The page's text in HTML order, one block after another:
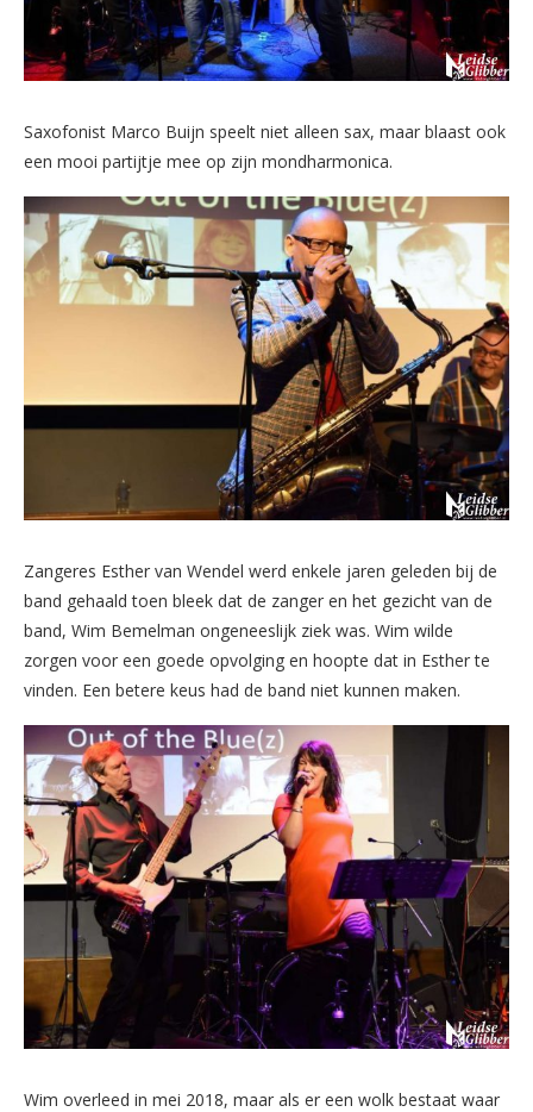
Saxofonist Marco Buijn speelt niet alleen sax, maar blaast ook
een mooi partijtje mee op zijn mondharmonica.
Zangeres Esther van Wendel werd enkele jaren geleden bij de
band gehaald toen bleek dat de zanger en het gezicht van de
band, Wim Bemelman ongeneeslijk ziek was. Wim wilde
zorgen voor een goede opvolging en hoopte dat in Esther te
vinden. Een betere keus had de band niet kunnen maken.
Wim overleed in mei 2018, maar als er een wolk bestaat waar